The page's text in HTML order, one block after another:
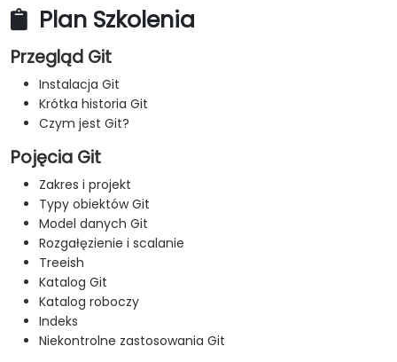
scalania i utrzymywać śledzony kod w ramach
Plan Szkolenia
Przegląd Git
Instalacja Git
Krótka historia Git
Czym jest Git?
Pojęcia Git
Zakres i projekt
Typy obiektów Git
Model danych Git
Rozgałęzienie i scalanie
Treeish
Katalog Git
Katalog roboczy
Indeks
Niekontrolne zastosowania Git